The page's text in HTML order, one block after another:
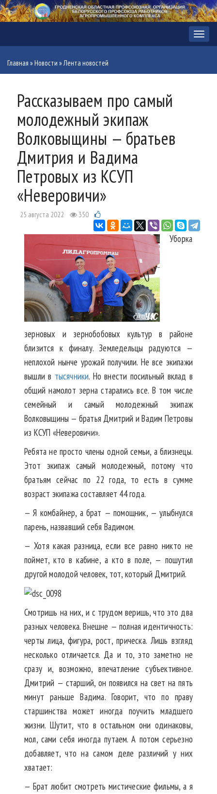
Меню
Главная »Новости »Лента новостей
Рассказываем про самый
молодежный экипаж
Волковыщины — братьев
Дмитрия и Вадима
Петровых из КСУП
«Неверовичи»
25 августа 2022 350
Уборка
зерновых и зернобобовых культур в районе
близится к финалу. Земледельцы радуются —
неплохой нынче урожай получили. Не все экипажи
вышли в тысячники. Но внести посильный вклад в
общий намолот зерна старались все. В том числе
семейный и самый молодежный экипаж
Волковыщины — братья Дмитрий и Вадим Петровы
из КСУП «Неверовичи».
Ребята не просто члены одной семьи, а близнецы.
Этот экипаж самый молодежный, потому что
братьям сейчас по 22 года, то есть в сумме
возраст экипажа составляет 44 года.
— Я комбайнер, а брат — помощник, — улыбнулся
парень, назвавший себя Вадимом.
— Хотя какая разница, если все равно никто не
поймет, кто в кабине, а кто в поле, — пошутил
другой молодой человек, тот, который Дмитрий.
Смотришь на них, и с трудом веришь, что это два
разных человека. Внешне — полная идентичность:
черты лица, фигура, рост, прическа. Лишь взгляд
несколько отличается. Да и то, это заметно не
сразу и, возможно, впечатление субъективное.
Дмитрий — старший, он появился на свет на пять
минут раньше Вадима. Говорит, что по праву
старшинства может иногда поучить младшего
жизни. Шутит, что в остальном они одинаковы,
мол, сами себя иногда путаем. А потом серьезно
добавляет, что на самом деле различий у них
хватает:
— Брат любит смотреть мистические фильмы, а я